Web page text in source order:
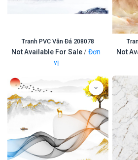
Tranh PVC Vân Đá 208078
Not Available For Sale/Đơn
vị
Not